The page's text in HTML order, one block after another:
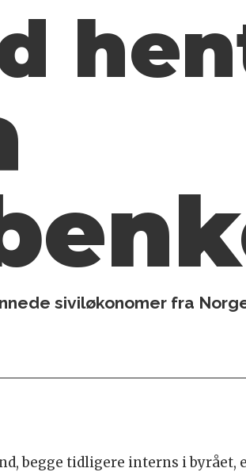
siviløkonomer fra
begge tidligere interns i